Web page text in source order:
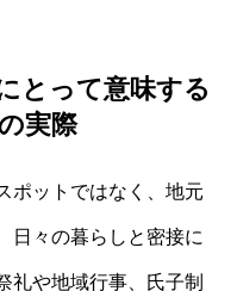
とって意味する
実際
ポットではなく、地元
日々の暮らしと密接に
礼や地域行事、氏子制